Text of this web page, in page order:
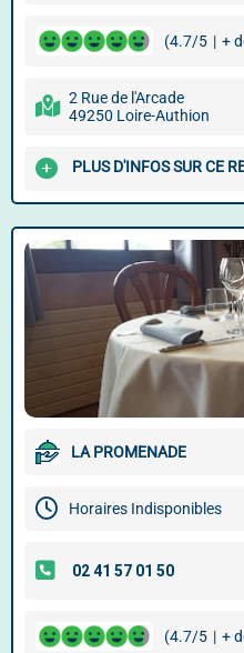
(4.7/5 | +
2 Rue de l'Arcade
49250 Loire-Authion
PLUS D'INFOS SUR CE
LA PROMENADE
Horaires Indisponibles
(4.7/5 | +